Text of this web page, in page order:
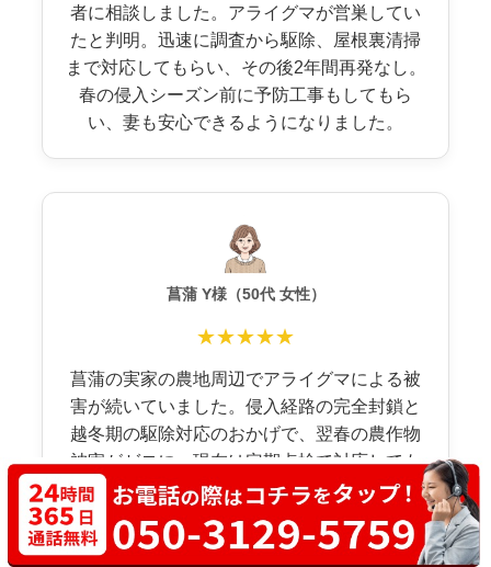
者に相談しました。アライグマが営巣してい
たと判明。迅速に調査から駆除、屋根裏清掃
まで対応してもらい、その後2年間再発なし。
春の侵入シーズン前に予防工事もしてもら
い、妻も安心できるようになりました。
菖蒲 Y様（50代 女性）
★★★★★
菖蒲の実家の農地周辺でアライグマによる被
害が続いていました。侵入経路の完全封鎖と
越冬期の駆除対応のおかげで、翌春の農作物
被害がゼロに。現在は定期点検で対応しても
らい、秋口の警戒もしてくれるので心強いで
す。